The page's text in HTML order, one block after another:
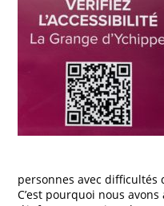
personnes avec difficultés
C’est pourquoi nous